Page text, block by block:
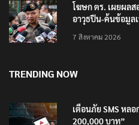
โฆษก ตร. เผยผล
อาวุธปืน-ค้นข้อมูล
7 สิงหาคม 2026
TRENDING NOW
เตือนภัย SMS หล
200,000 บาท”